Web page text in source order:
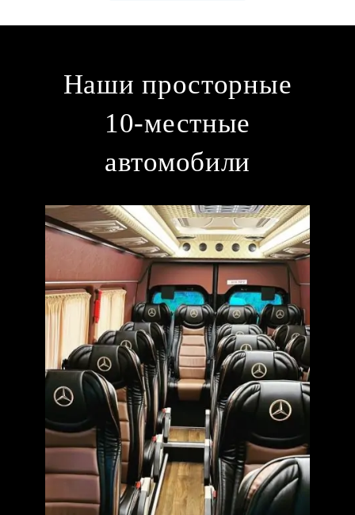
Наши просторные
10-местные
автомобили